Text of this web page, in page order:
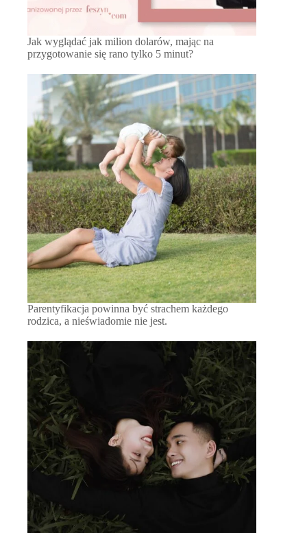
Jak wyglądać jak milion dolarów, mając na
przygotowanie się rano tylko 5 minut?
Parentyfikacja powinna być strachem każdego
rodzica, a nieświadomie nie jest.